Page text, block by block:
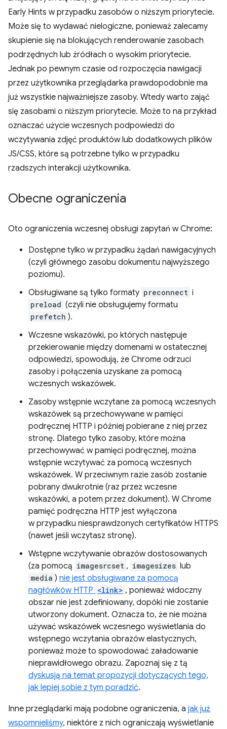
Early Hints w przypadku zasobów o niższym priorytecie.
Może się to wydawać nielogiczne, ponieważ zalecamy
skupienie się na blokujących renderowanie zasobach
podrzędnych lub źródłach o wysokim priorytecie.
Jednak po pewnym czasie od rozpoczęcia nawigacji
przez użytkownika przeglądarka prawdopodobnie ma
już wszystkie najważniejsze zasoby. Wtedy warto zająć
się zasobami o niższym priorytecie. Może to na przykład
oznaczać użycie wczesnych podpowiedzi do
wczytywania zdjęć produktów lub dodatkowych plików
JS/CSS, które są potrzebne tylko w przypadku
rzadszych interakcji użytkownika.
Obecne ograniczenia
Oto ograniczenia wczesnej obsługi zapytań w Chrome:
Dostępne tylko w przypadku żądań nawigacyjnych
(czyli głównego zasobu dokumentu najwyższego
poziomu).
Obsługiwane są tylko formaty preconnect i
preload (czyli nie obsługujemy formatu
prefetch ).
Wczesne wskazówki, po których następuje
przekierowanie między domenami w ostatecznej
odpowiedzi, spowodują, że Chrome odrzuci
zasoby i połączenia uzyskane za pomocą
wczesnych wskazówek.
Zasoby wstępnie wczytane za pomocą wczesnych
wskazówek są przechowywane w pamięci
podręcznej HTTP i później pobierane z niej przez
stronę. Dlatego tylko zasoby, które można
przechowywać w pamięci podręcznej, można
wstępnie wczytywać za pomocą wczesnych
wskazówek. W przeciwnym razie zasób zostanie
pobrany dwukrotnie (raz przez wczesne
wskazówki, a potem przez dokument). W Chrome
pamięć podręczna HTTP jest wyłączona
w przypadku niesprawdzonych certyfikatów HTTPS
(nawet jeśli wczytasz stronę).
Wstępne wczytywanie obrazów dostosowanych
(za pomocą imagesrcset , imagesizes lub
media ) nie jest obsługiwane za pomocą
nagłówków HTTP <link> , ponieważ widoczny
obszar nie jest zdefiniowany, dopóki nie zostanie
utworzony dokument. Oznacza to, że nie można
używać wskazówek wczesnego wyświetlania do
wstępnego wczytania obrazów elastycznych,
ponieważ może to spowodować załadowanie
nieprawidłowego obrazu. Zapoznaj się z tą
dyskusją na temat propozycji dotyczących tego,
jak lepiej sobie z tym poradzić.
Inne przeglądarki mają podobne ograniczenia, a jak już
wspomnieliśmy, niektóre z nich ograniczają wyświetlanie